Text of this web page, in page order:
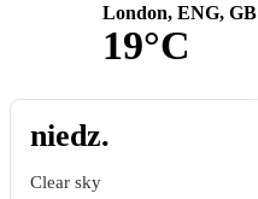
London, ENG, GB
19°C
niedz.
Clear sky